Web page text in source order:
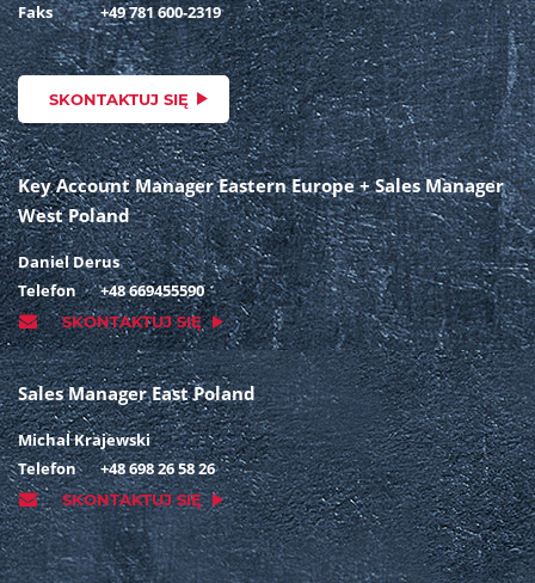
Faks
+49 781 600-2319
SKONTAKTUJ SIĘ
Key Account Manager Eastern Europe + Sales Manager
West Poland
Daniel Derus
Telefon
+48 669455590
SKONTAKTUJ SIĘ
Sales Manager East Poland
Michal Krajewski
Telefon
+48 698 26 58 26
SKONTAKTUJ SIĘ